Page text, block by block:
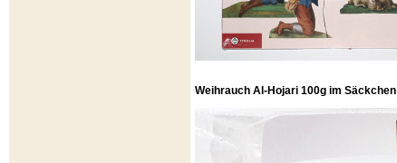
Weihrauch Al-Hojari 100g im Säckchen